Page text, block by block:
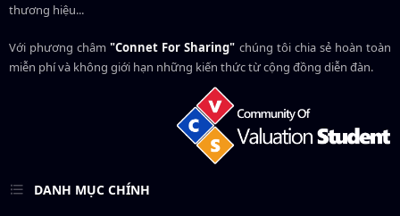
thương hiệu...
Với phương châm"Connet For Sharing" chúng tôi chia sẻ hoàn toàn
miễn phí và không giới hạn những kiến thức từ cộng đồng diễn đàn.
DANH MỤC CHÍNH